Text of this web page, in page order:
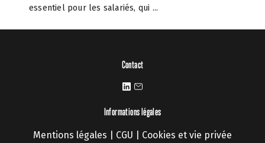
essentiel pour les salariés, qui ...
Contact
Informations légales
Mentions légales CGU Cookies et vie privée